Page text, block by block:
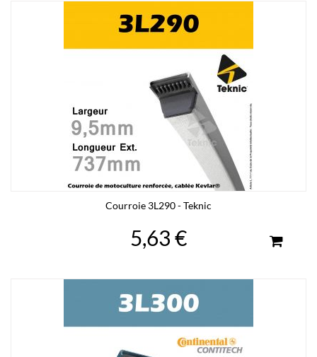
Courroie 3L290 - Teknic
5,63 €